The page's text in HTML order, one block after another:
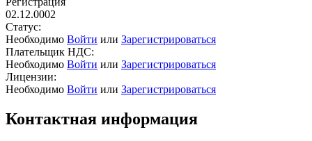
02.12.0002
Статус:
Необходимо Войти или Зарегистрироваться
Плательщик НДС:
Необходимо Войти или Зарегистрироваться
Лицензии:
Необходимо Войти или Зарегистрироваться
Контактная информация